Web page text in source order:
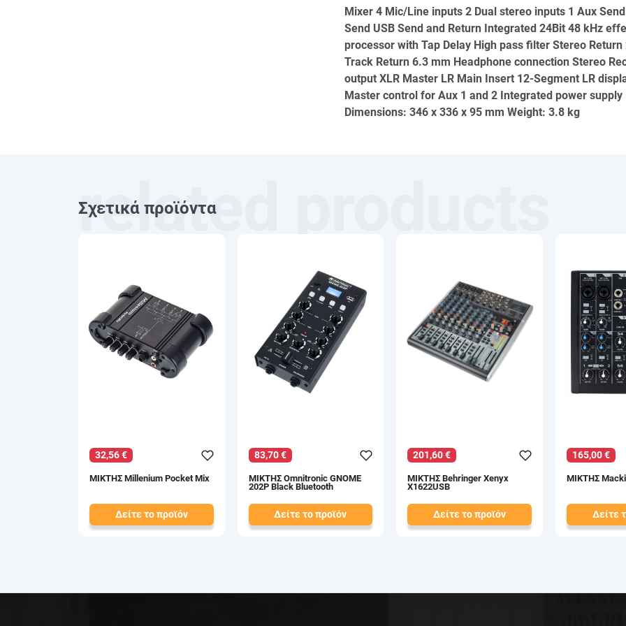
Mixer 4 Mic/Line inputs 2 Dual stereo inputs 1 Aux
Send USB Send and Return Integrated 24Bit 48 kHz
processor with Tap Delay High pass filter Stereo Return
Track Return 6.3 mm Headphone connection Stereo
output XLR Master LR Main Insert 12-Segment LR
Master control for Aux 1 and 2 Integrated power supply
Dimensions: 346 x 336 x 95 mm Weight: 3.8 kg
Σχετικά προϊόντα
32,56 €
ΜΙΚΤΗΣ Millenium Pocket Mix
Δείτε το προϊόν
37,00 €
83,70 €
ΜΙΚΤΗΣ Omnitronic GNOME
202P Black Bluetooth
Δείτε το προϊόν
93,00 €
201,60 €
ΜΙΚΤΗΣ Behringer Xenyx
X1622USB
Δείτε το προϊόν
224,00 €
165,00 €
ΜΙΚΤΗΣ
Δείτε
189,00 €